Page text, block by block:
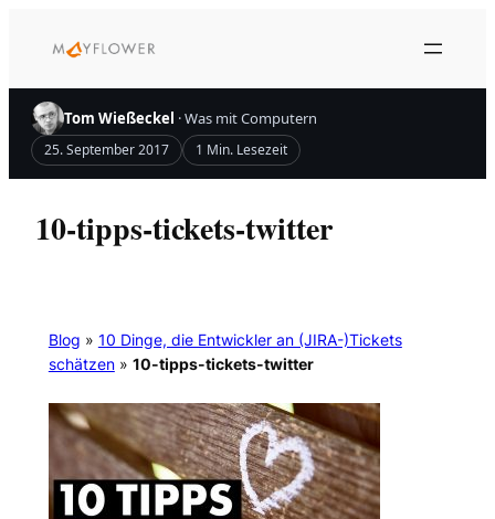
Inhalt
Tom Wießeckel · Was mit Computern
25. September 2017 1 Min. Lesezeit
10-tipps-tickets-twitter
Blog » 10 Dinge, die Entwickler an (JIRA-)Tickets
schätzen» 10-tipps-tickets-twitter